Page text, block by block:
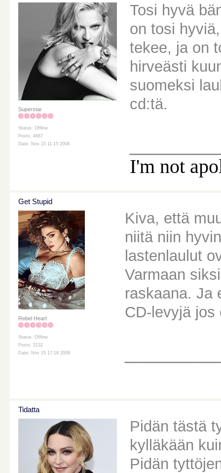
Superstar
Status: Offline
Posts: 4687
Date: Nov 15 11:15 2008
Tosi hyvä
on tosi
tekee, ja on
hirveästi
suomeksi
cd:tä.
I'm not
Get Stupid
Rebel Heart
Status: Offline
Posts: 2132
Date: Nov 15 17:18 2008
Kiva, että
niitä niin
lastenlaulut
Varmaan
raskaana. Ja
CD-levyjä jos
Tidatta
Pidän tästä
kylläkään
Pidän